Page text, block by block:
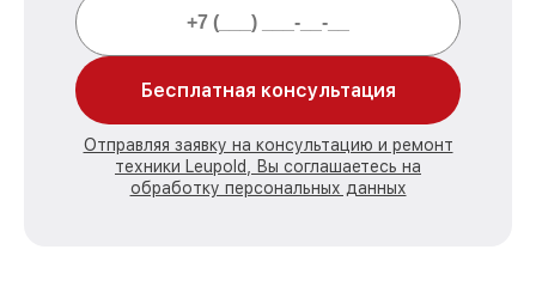
Бесплатная консультация
Отправляя заявку на консультацию и ремонт
техники Leupold, Вы соглашаетесь на
обработку персональных данных